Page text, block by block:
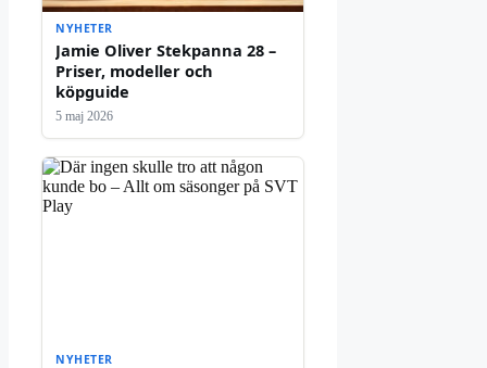
NYHETER
Jamie Oliver Stekpanna 28 –
Priser, modeller och
köpguide
5 maj 2026
NYHETER